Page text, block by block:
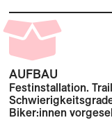
AUFBAU
Festinstallation.
Biker:innen